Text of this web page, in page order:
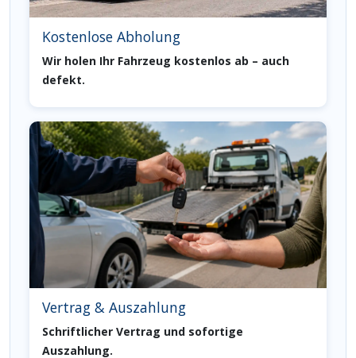
Kostenlose Abholung
Wir holen Ihr Fahrzeug kostenlos ab – auch
defekt.
Vertrag & Auszahlung
Schriftlicher Vertrag und sofortige
Auszahlung.